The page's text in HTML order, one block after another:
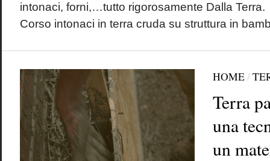
intonaci, forni,…tutto rigorosamente Dalla
Corso intonaci in terra cruda su struttura in
HOME/
Terra
una
un